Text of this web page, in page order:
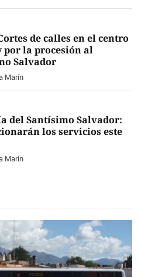
de calles en el centro
por la procesión al
Salvador
Marín
del Santísimo Salvador:
los servicios este
Marín